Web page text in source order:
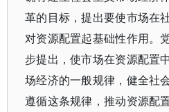
革的目标，提出要使市场在
对资源配置起基础性作用。
步提出，使市场在资源配置
场经济的一般规律，健全社
遵循这条规律，推动资源配